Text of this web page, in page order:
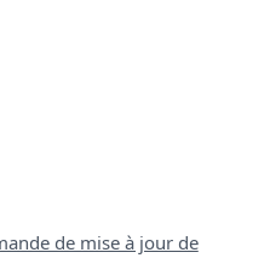
de mise à jour de